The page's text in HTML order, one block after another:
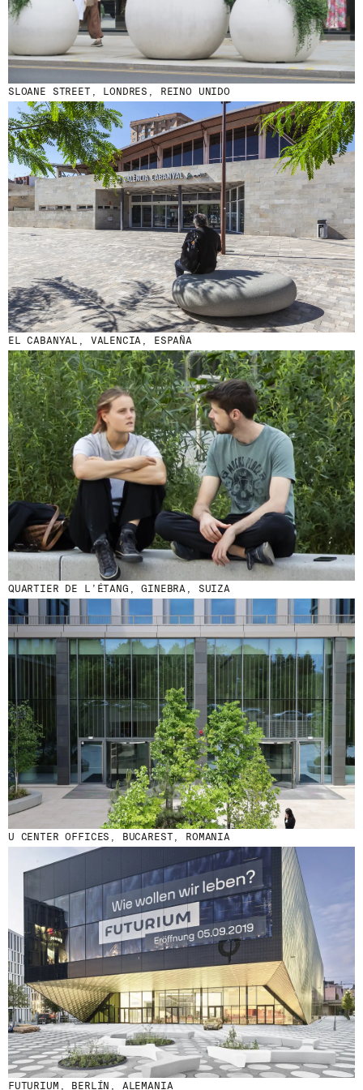
SLOANE STREET, LONDRES, REINO UNIDO
EL CABANYAL, VALENCIA, ESPAÑA
QUARTIER DE L’ÉTANG, GINEBRA, SUIZA
U CENTER OFFICES, BUCAREST, ROMANIA
FUTURIUM, BERLÍN, ALEMANIA
© 2026 ESCOFET 1886 S.A.